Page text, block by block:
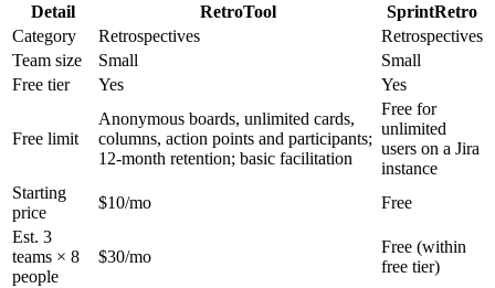
Detail
RetroTool
SprintRetro
Category
Retrospectives
Retrospectives
Team size
Small
Small
Free tier
Yes Yes
Free limit
Anonymous boards, unlimited cards,
columns, action points and participants;
12-month retention; basic facilitation
Free for
unlimited
users on a Jira
instance
Starting
price
$10/mo
Free
Est. 3
teams × 8
people
$30/mo
Free (within
free tier)